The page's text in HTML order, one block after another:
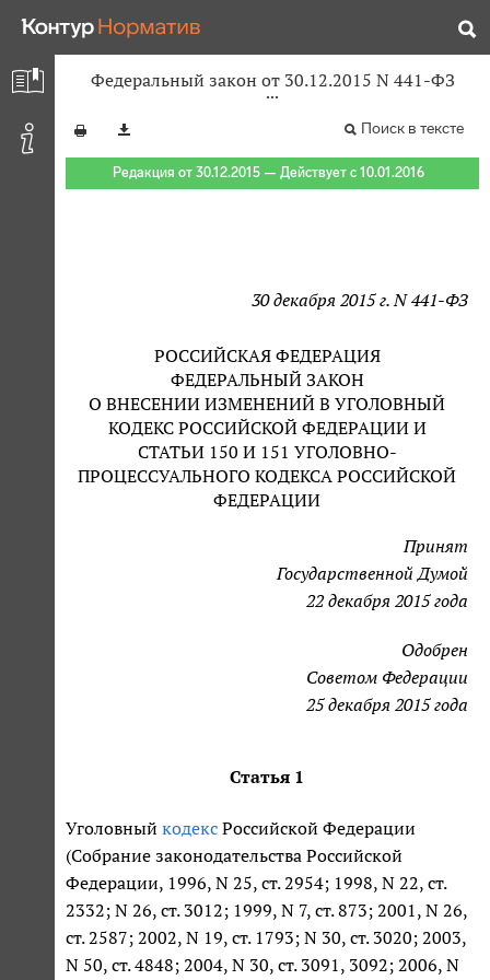
Федеральный закон от 30.12.2015 N 441-ФЗ
Поиск в тексте
Редакция от 30.12.2015 — Действует с 10.01.2016
30 декабря 2015 г. N 441-ФЗ
РОССИЙСКАЯ ФЕДЕРАЦИЯ
ФЕДЕРАЛЬНЫЙ ЗАКОН
О ВНЕСЕНИИ ИЗМЕНЕНИЙ В УГОЛОВНЫЙ
КОДЕКС РОССИЙСКОЙ ФЕДЕРАЦИИ И
СТАТЬИ 150 И 151 УГОЛОВНО-
ПРОЦЕССУАЛЬНОГО КОДЕКСА РОССИЙСКОЙ
ФЕДЕРАЦИИ
Принят
Государственной Думой
22 декабря 2015 года
Одобрен
Советом Федерации
25 декабря 2015 года
Статья 1
Уголовный кодекс Российской Федерации
(Собрание законодательства Российской
Федерации, 1996, N 25, ст. 2954; 1998, N 22, ст.
2332; N 26, ст. 3012; 1999, N 7, ст. 873; 2001, N 26,
ст. 2587; 2002, N 19, ст. 1793; N 30, ст. 3020; 2003,
N 50, ст. 4848; 2004, N 30, ст. 3091, 3092; 2006, N